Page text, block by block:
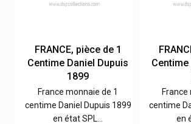
FRANCE, pièce de 1
Centime Daniel Dupuis
1899
France monnaie de 1
centime Daniel Dupuis 1899
en état SPL…
France
centime
en